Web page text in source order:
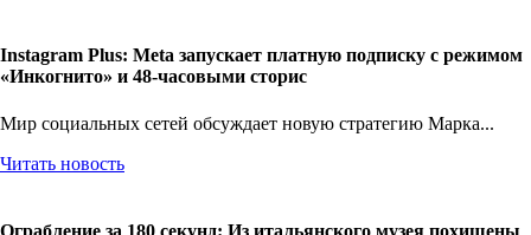
Instagram Plus: Meta запускает платную подписку с режимом
«Инкогнито» и 48-часовыми сторис
Мир социальных сетей обсуждает новую стратегию Марка...
Читать новость
Ограбление за 180 секунд: Из итальянского музея похищены